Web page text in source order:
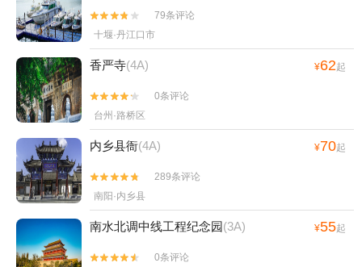


79条评论
十堰·丹江口市
香严寺(4A) ¥62起


0条评论
台州·路桥区
内乡县衙(4A) ¥70起


289条评论
南阳·内乡县
南水北调中线工程纪念园(3A) ¥55起

 0条评论